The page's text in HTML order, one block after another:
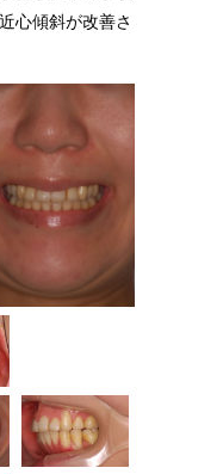
心傾斜が改善さ